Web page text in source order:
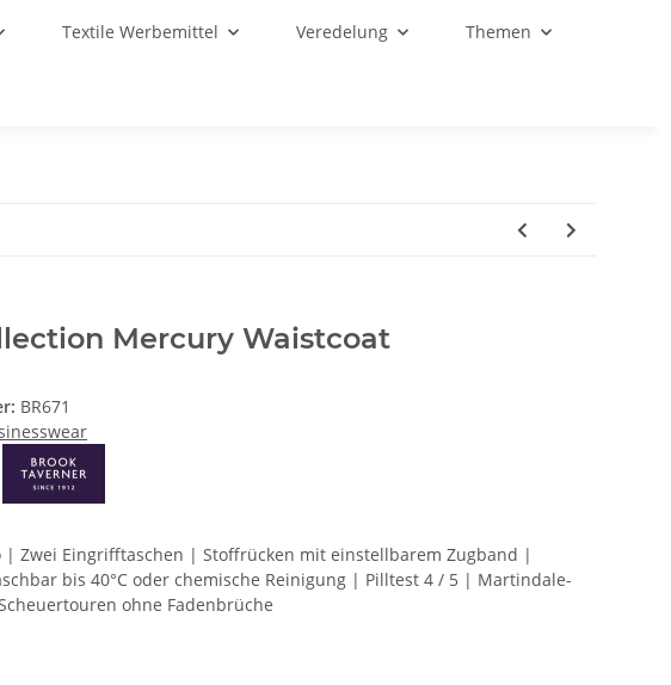
Textile Werbemittel Veredelung Themen
Mercury Waistcoat
BR671
| Zwei Eingrifftaschen | Stoffrücken mit einstellbarem Zugband |
bis 40°C oder chemische Reinigung | Pilltest 4 / 5 | Martindale-
ohne Fadenbrüche